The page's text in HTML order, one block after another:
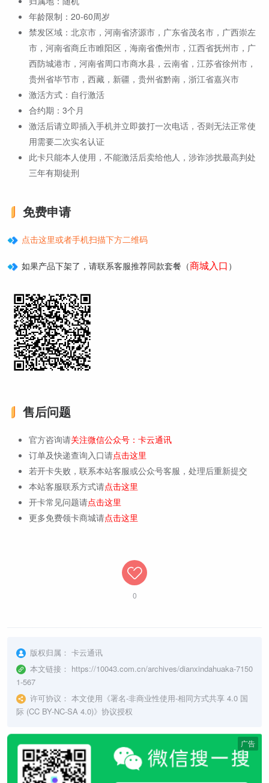
年龄限制：20-60周岁
禁发区域：北京市，河南省济源市，广东省茂名市，广西崇左
市，河南省商丘市睢阳区，海南省儋州市，江西省抚州市，广
西防城港市，河南省周口市商水县，云南省，江苏省徐州市，
贵州省毕节市，西藏，新疆，贵州省黔南，浙江省嘉兴市
激活方式：自行激活
合约期：3个月
激活后请立即插入手机并立即拨打一次电话，否则无法正常使
用需要二次实名认证
此卡只能本人使用，不能激活后卖给他人，涉诈涉扰最高判处
三年有期徒刑
免费申请
点击这里或者手机扫描下方二维码
如果产品下架了，请联系客服推荐同款套餐（商城入口 ）
售后问题
官方咨询请关注微信公众号：卡云通讯
订单及快递查询入口请点击这里
若开卡失败，联系本站客服或公众号客服，处理后重新提交
本站客服联系方式请点击这里
开卡常见问题请点击这里
更多免费领卡商城请点击这里
0
版权归属： 卡云通讯
本文链接： https://10043.com.cn/archives/dianxindahuaka-7150
1-567
许可协议： 本文使用《署名-非商业性使用-相同方式共享 4.0 国
际 (CC BY-NC-SA 4.0)》协议授权
广告